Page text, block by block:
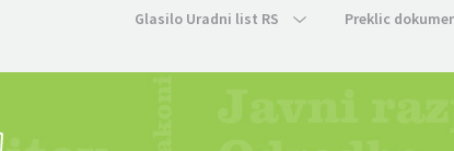
Glasilo Uradni list RS Preklic